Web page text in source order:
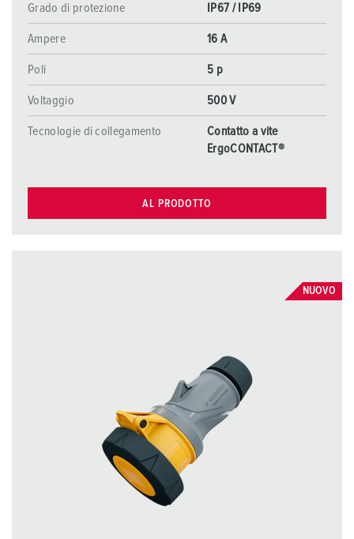
Grado di protezione
IP67 / IP69
Ampere 16 A
Poli 5 p
Voltaggio 500 V
Tecnologie di collegamento
Contatto a vite
ErgoCONTACT®
AL PRODOTTO
NUOVO